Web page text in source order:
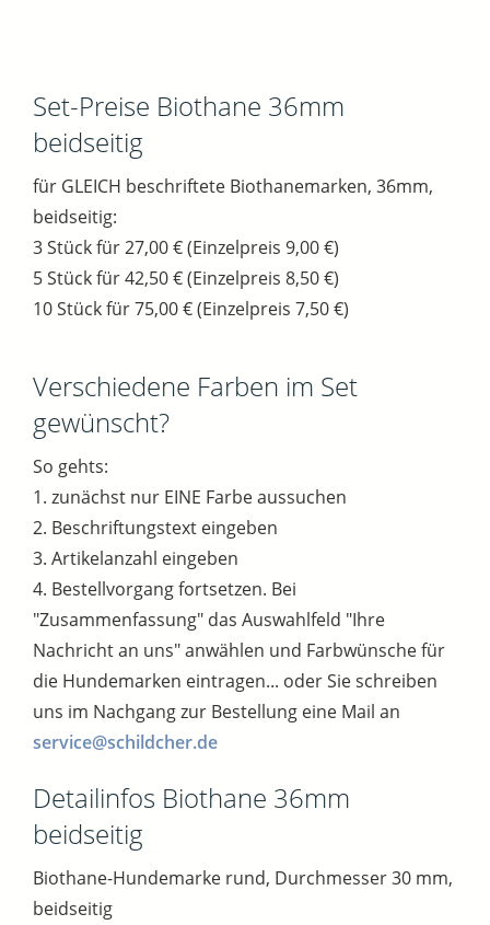
Set-Preise Biothane 36mm
beidseitig
für GLEICH beschriftete Biothanemarken, 36mm,
beidseitig:
3 Stück für 27,00 € (Einzelpreis 9,00 €)
5 Stück für 42,50 € (Einzelpreis 8,50 €)
10 Stück für 75,00 € (Einzelpreis 7,50 €)
Verschiedene Farben im Set
gewünscht?
So gehts:
1. zunächst nur EINE Farbe aussuchen
2. Beschriftungstext eingeben
3. Artikelanzahl eingeben
4. Bestellvorgang fortsetzen. Bei
"Zusammenfassung" das Auswahlfeld "Ihre
Nachricht an uns" anwählen und Farbwünsche für
die Hundemarken eintragen... oder Sie schreiben
uns im Nachgang zur Bestellung eine Mail an
service@schildcher.de
Detailinfos Biothane 36mm
beidseitig
Biothane-Hundemarke rund, Durchmesser 30 mm,
beidseitig